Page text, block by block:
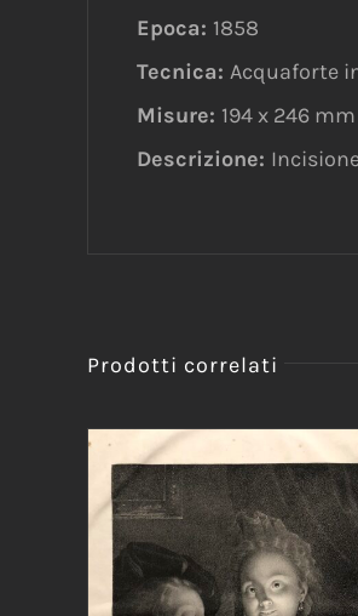
Epoca: 1858
Tecnica: Acquaforte
Misure: 194 x 246
Descrizione:
Prodotti correlati